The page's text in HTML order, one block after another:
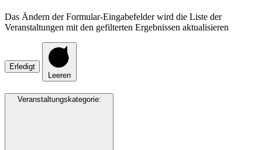
Das Ändern der Formular-Eingabefelder wird die Liste der
Veranstaltungen mit den gefilterten Ergebnissen aktualisieren
Erledigt
Leeren
Veranstaltungskategorie: